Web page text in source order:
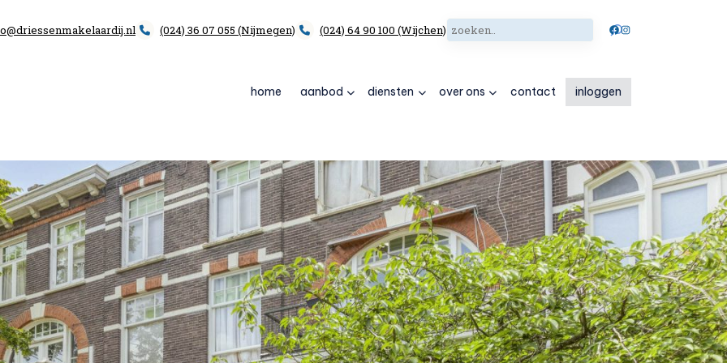
(024) 36 07 055 (Nijmegen) (024) 64 90 100 (Wijchen)Zoeken Facebook
Instagram
home aanbod diensten over ons contact inloggen